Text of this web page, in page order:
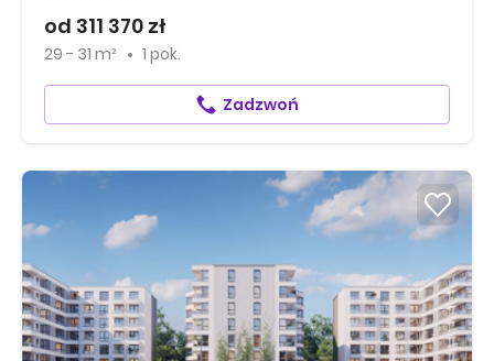
od 311 370 zł
29 - 31 m² 1 pok.
Zadzwoń